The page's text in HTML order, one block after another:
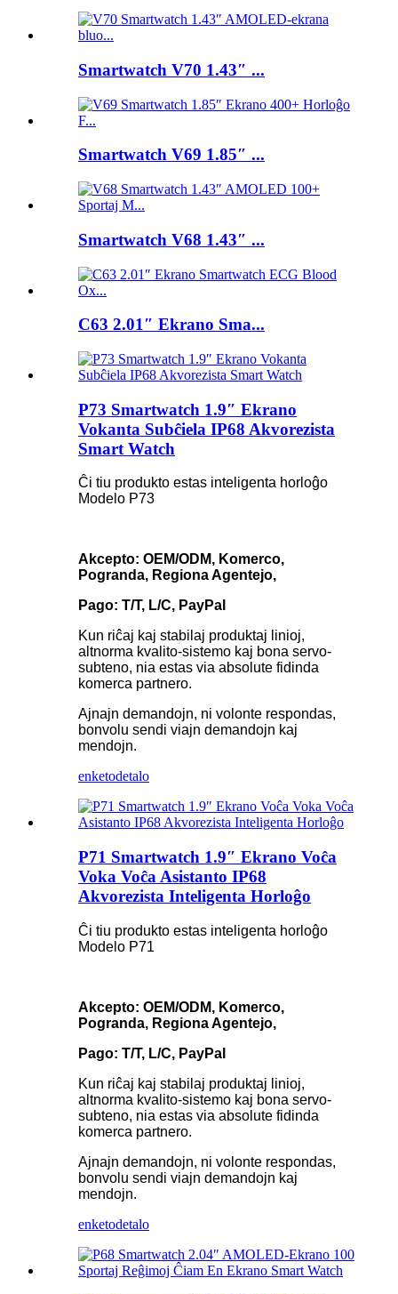
Smartwatch V70 1.43″ ...
Smartwatch V69 1.85″ ...
Smartwatch V68 1.43″ ...
C63 2.01″ Ekrano Sma...
P73 Smartwatch 1.9″ Ekrano
Vokanta Subĉiela IP68 Akvorezista
Smart Watch
Ĉi tiu produkto estas inteligenta horloĝo
Modelo P73
Akcepto: OEM/ODM, Komerco,
Pogranda, Regiona Agentejo,
Pago: T/T, L/C, PayPal
Kun riĉaj kaj stabilaj produktaj linioj,
altnorma kvalito-sistemo kaj bona servo-
subteno, nia estas via absolute fidinda
komerca partnero.
Ajnajn demandojn, ni volonte respondas,
bonvolu sendi viajn demandojn kaj
mendojn.
enketodetalo
P71 Smartwatch 1.9″ Ekrano Voĉa
Voka Voĉa Asistanto IP68
Akvorezista Inteligenta Horloĝo
Ĉi tiu produkto estas inteligenta horloĝo
Modelo P71
Akcepto: OEM/ODM, Komerco,
Pogranda, Regiona Agentejo,
Pago: T/T, L/C, PayPal
Kun riĉaj kaj stabilaj produktaj linioj,
altnorma kvalito-sistemo kaj bona servo-
subteno, nia estas via absolute fidinda
komerca partnero.
Ajnajn demandojn, ni volonte respondas,
bonvolu sendi viajn demandojn kaj
mendojn.
enketodetalo